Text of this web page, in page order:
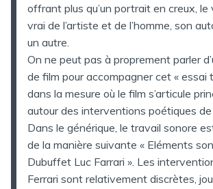
offrant plus qu’un portrait en creux, le
vrai de l’artiste et de l’homme, son
un autre.
On ne peut pas à proprement parler
de film pour accompagner cet « essai
dans la mesure où le film s’articule
autour des interventions poétiques
Dans le générique, le travail sonore
de la manière suivante « Eléments
Dubuffet Luc Farrari ». Les
Ferrari sont relativement discrètes,